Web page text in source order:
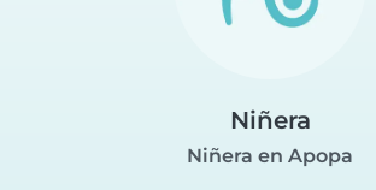
Niñera
Niñera en Apopa